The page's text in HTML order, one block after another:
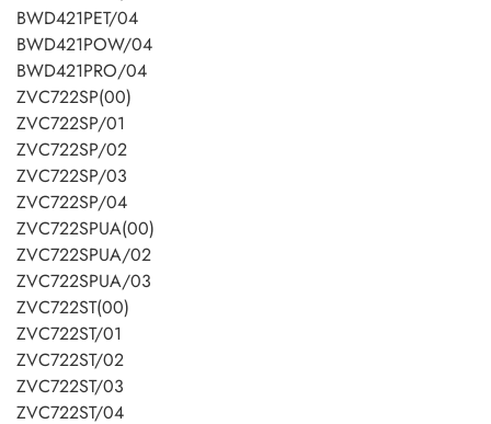
BWD421PET/04
BWD421POW/04
BWD421PRO/04
ZVC722SP(00)
ZVC722SP/01
ZVC722SP/02
ZVC722SP/03
ZVC722SP/04
ZVC722SPUA(00)
ZVC722SPUA/02
ZVC722SPUA/03
ZVC722ST(00)
ZVC722ST/01
ZVC722ST/02
ZVC722ST/03
ZVC722ST/04